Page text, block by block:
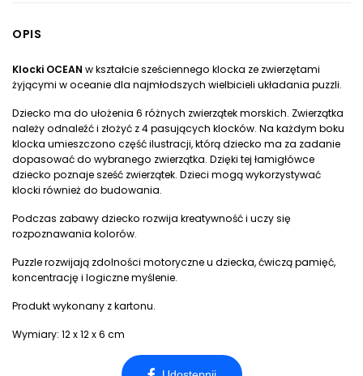
DODAJ DO KOSZYKA
OPIS
Klocki OCEAN w kształcie sześciennego klocka ze zwierzętami
żyjącymi w oceanie dla najmłodszych wielbicieli układania puzzli.
Dziecko ma do ułożenia 6 różnych zwierzątek morskich. Zwierzątka
należy odnaleźć i złożyć z 4 pasujących klocków. Na każdym boku
klocka umieszczono część ilustracji, którą dziecko ma za zadanie
dopasować do wybranego zwierzątka. Dzięki tej łamigłówce
dziecko poznaje sześć zwierzątek. Dzieci mogą wykorzystywać
klocki również do budowania.
Podczas zabawy dziecko rozwija kreatywność i uczy się
rozpoznawania kolorów.
Puzzle rozwijają zdolności motoryczne u dziecka, ćwiczą pamięć,
koncentrację i logiczne myślenie.
Produkt wykonany z kartonu.
Wymiary: 12 x 12 x 6 cm